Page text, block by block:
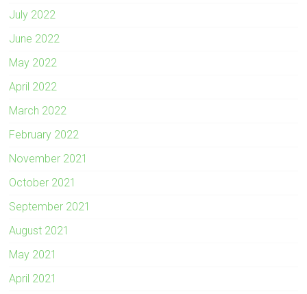
July 2022
June 2022
May 2022
April 2022
March 2022
February 2022
November 2021
October 2021
September 2021
August 2021
May 2021
April 2021